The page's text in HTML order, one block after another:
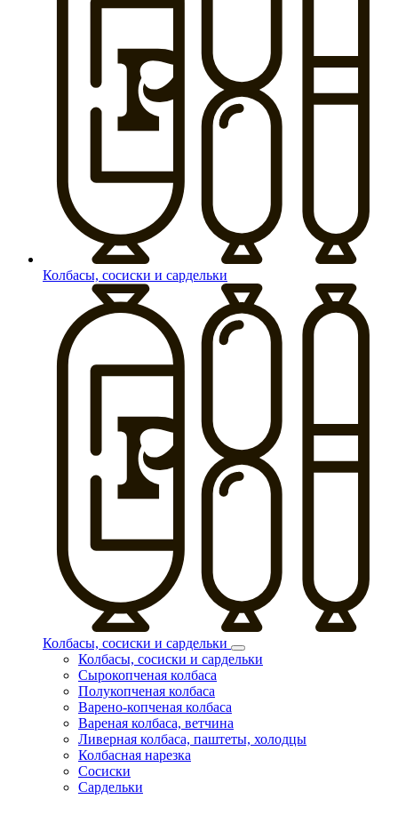
Колбасы, сосиски и сардельки
Колбасы, сосиски и сардельки
Колбасы, сосиски и сардельки
Сырокопченая колбаса
Полукопченая колбаса
Варено-копченая колбаса
Вареная колбаса, ветчина
Ливерная колбаса, паштеты, холодцы
Колбасная нарезка
Сосиски
Сардельки